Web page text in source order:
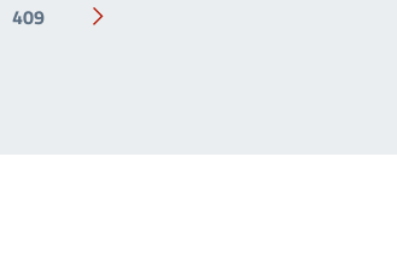
409
Pagina successiva